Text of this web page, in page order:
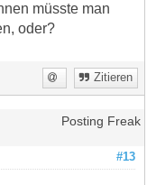
müsste man
oder?
Zitieren
Posting Freak
#13